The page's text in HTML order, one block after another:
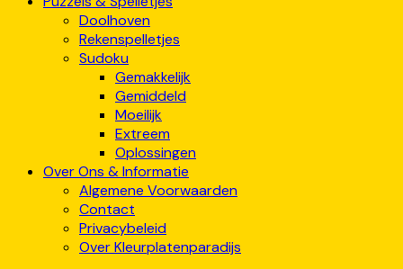
Doolhoven
Rekenspelletjes
Sudoku
Gemakkelijk
Gemiddeld
Moeilijk
Extreem
Oplossingen
Over Ons & Informatie
Algemene Voorwaarden
Contact
Privacybeleid
Over Kleurplatenparadijs